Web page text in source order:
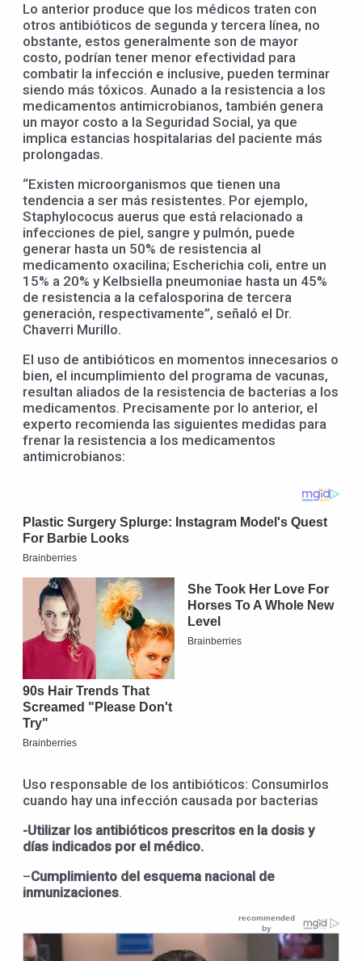
Lo anterior produce que los médicos traten con
otros antibióticos de segunda y tercera línea, no
obstante, estos generalmente son de mayor
costo, podrían tener menor efectividad para
combatir la infección e inclusive, pueden terminar
siendo más tóxicos. Aunado a la resistencia a los
medicamentos antimicrobianos, también genera
un mayor costo a la Seguridad Social, ya que
implica estancias hospitalarias del paciente más
prolongadas.
“Existen microorganismos que tienen una
tendencia a ser más resistentes. Por ejemplo,
Staphylococus auerus que está relacionado a
infecciones de piel, sangre y pulmón, puede
generar hasta un 50% de resistencia al
medicamento oxacilina; Escherichia coli, entre un
15% a 20% y Kelbsiella pneumoniae hasta un 45%
de resistencia a la cefalosporina de tercera
generación, respectivamente”, señaló el Dr.
Chaverri Murillo.
El uso de antibióticos en momentos innecesarios o
bien, el incumplimiento del programa de vacunas,
resultan aliados de la resistencia de bacterias a los
medicamentos. Precisamente por lo anterior, el
experto recomienda las siguientes medidas para
frenar la resistencia a los medicamentos
antimicrobianos:
Uso responsable de los antibióticos: Consumirlos
cuando hay una infección causada por bacterias
-Utilizar los antibióticos prescritos en la dosis y
días indicados por el médico.
–Cumplimiento del esquema nacional de
inmunizaciones.